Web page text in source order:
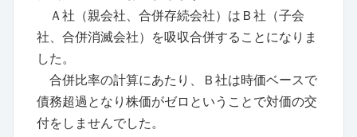
Ａ社（親会社、合併存続会社）はＢ社（子会
社、合併消滅会社）を吸収合併することになりま
した。
合併比率の計算にあたり、Ｂ社は時価ベースで
債務超過となり株価がゼロということで対価の交
付をしませんでした。